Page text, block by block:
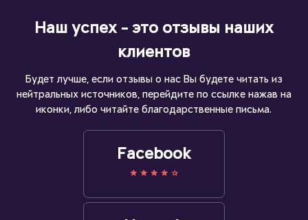
Наш успех - это отзывы наших
клиентов
Будет лучше, если отзывы о нас Вы будете читать из
нейтральных источников, перейдите по ссылке нажав на
иконки, либо читайте благодарственные письма.
Facebook